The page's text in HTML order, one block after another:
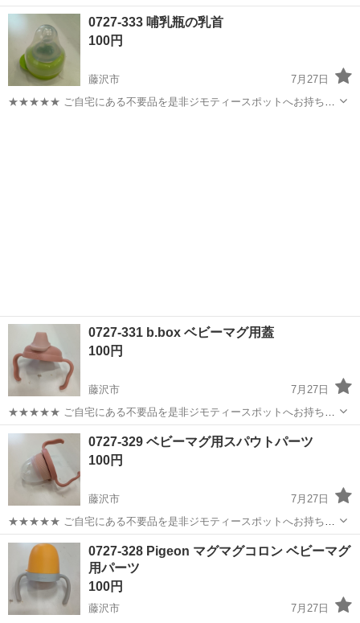
みしませんか？ 家電、趣味・スポーツ・レジャー用品、こども用品、
衣料服飾品、生活雑貨、家具、本、CD・DVDなどが無料でまとめて持
ち込めます！ ※詳細はこ...
神奈川 藤沢市 ベビー用品 液体ミルク
0727-333 哺乳瓶の乳首
100円
藤沢市
7月27日
★★★★★ ご自宅にある不要品を是非ジモティースポットへお持ち込
0727-331 b.box ベビーマグ用蓋
100円
藤沢市
7月27日
★★★★★ ご自宅にある不要品を是非ジモティースポットへお持ち込
みしませんか？ 家電、趣味・スポーツ・レジャー用品、こども用品、
衣料服飾品、生活雑貨、家具、本、CD・DVDなどが無料でまとめて持
ち込めます！ ※詳細はこ...
神奈川 藤沢市 box
0727-329 ベビーマグ用スパウトパーツ
100円
藤沢市
7月27日
★★★★★ ご自宅にある不要品を是非ジモティースポットへお持ち込
みしませんか？ 家電、趣味・スポーツ・レジャー用品、こども用品、
衣料服飾品、生活雑貨、家具、本、CD・DVDなどが無料でまとめて持
ち込めます！ ※詳細はこ...
神奈川 藤沢市
0727-328 Pigeon マグマグコロン ベビーマグ
用パーツ
100円
藤沢市
7月27日